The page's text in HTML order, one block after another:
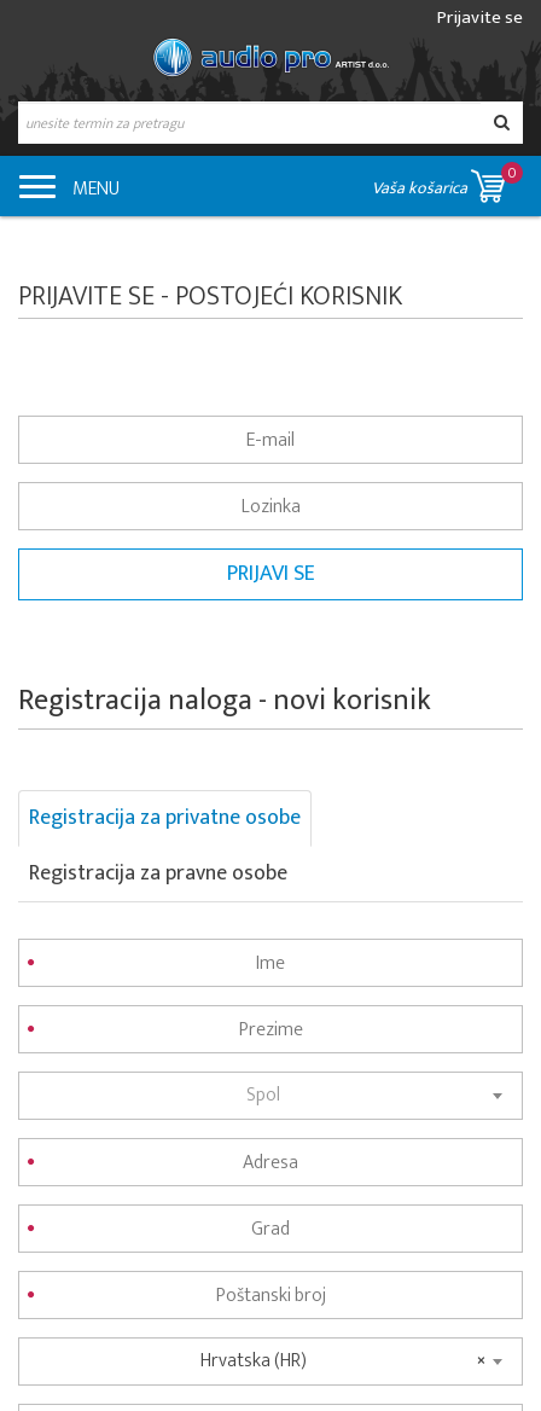
Prijavite se
MENU Vaša košarica
0
PRIJAVITE SE - POSTOJEĆI KORISNIK
Registracija naloga - novi korisnik
Registracija za privatne osobe
Registracija za pravne osobe
Spol
×
Hrvatska (HR)